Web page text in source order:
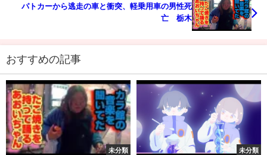
パトカーから逃走の車と衝突、軽乗用車の男性死
亡 栃木
おすすめの記事
未分類 未分類